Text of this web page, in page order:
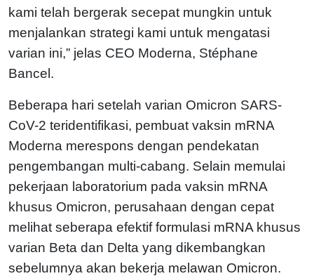
kami telah bergerak secepat mungkin untuk
menjalankan strategi kami untuk mengatasi
varian ini,” jelas CEO Moderna, Stéphane
Bancel.
Beberapa hari setelah varian Omicron SARS-
CoV-2 teridentifikasi, pembuat vaksin mRNA
Moderna merespons dengan pendekatan
pengembangan multi-cabang. Selain memulai
pekerjaan laboratorium pada vaksin mRNA
khusus Omicron, perusahaan dengan cepat
melihat seberapa efektif formulasi mRNA khusus
varian Beta dan Delta yang dikembangkan
sebelumnya akan bekerja melawan Omicron.